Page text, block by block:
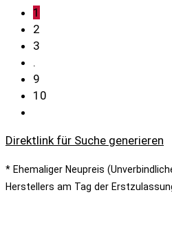
1
2
3
.
9
10
Direktlink für Suche generieren
* Ehemaliger Neupreis
Herstellers am Tag der